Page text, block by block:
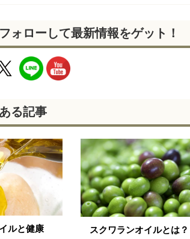
ォローして最新情報をゲット！
る記事
ルと健康
スクワランオイルとは？